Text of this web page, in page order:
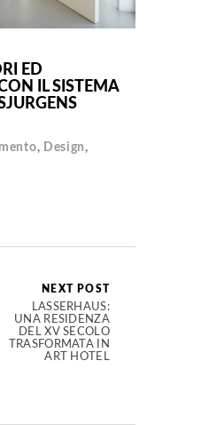
ED
IL SISTEMA
, Design,
NEXT POST
LASSERHAUS:
UNA RESIDENZA
DEL XV SECOLO
TRASFORMATA IN
ART HOTEL